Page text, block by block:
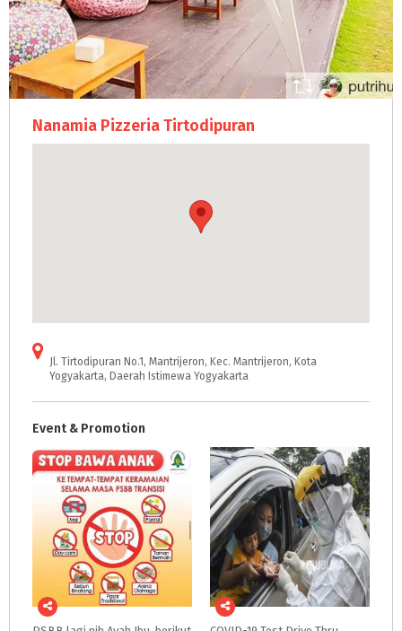
Nanamia Pizzeria Tirtodipuran
Jl. Tirtodipuran No.1, Mantrijeron, Kec. Mantrijeron, Kota
Yogyakarta, Daerah Istimewa Yogyakarta
Event & Promotion